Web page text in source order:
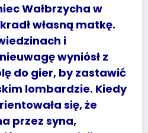
Wałbrzycha w
własną matkę.
i
wyniósł z
do gier, by zastawić
lombardzie. Kiedy
się, że
przez syna,